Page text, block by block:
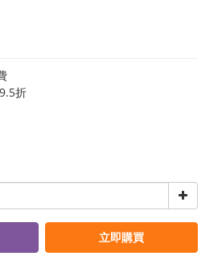
折
立即購買